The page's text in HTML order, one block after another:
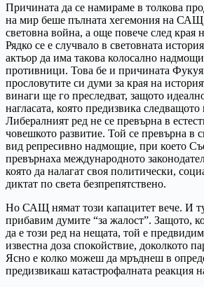
Причината да се намираме в толкова
на мир беше пълната хегемония на САЩ
световна война, а още повече след края
Рядко се е случвало в световната
актьор да има такова колосално
противници. Това бе и причината
прословутите си думи за края на
винаги ще го преследват, защото
нагласата, която предизвика следващото
Либералният ред не се превърна в
човешкото развитие. Той се превърна в
вид репресивно надмощие, при което
превърнаха международното
която да налагат своя политически,
диктат по света безпрепятствено.
Но САЩ нямат този капацитет вече. И
прибавим думите “за жалост”. Защото,
да е този ред на нещата, той е
известна доза спокойствие, доколкото
Ясно е колко можеш да мръднеш в
предизвикаш катастрофалната реакция